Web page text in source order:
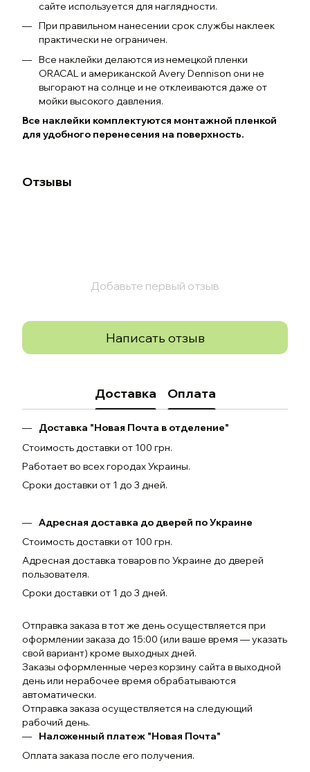
сайте используется для наглядности.
При правильном нанесении срок службы наклеек
практически не ограничен.
Все наклейки делаются из немецкой пленки
ORACAL и американской Avery Dennison они не
выгорают на солнце и не отклеиваются даже от
мойки высокого давления.
Все наклейки комплектуются монтажной пленкой
для удобного перенесения на поверхность.
Отзывы
Добавьте первый отзыв
Написать отзыв
Доставка Оплата
Доставка "Новая Почта в отделение"
Стоимость доставки от 100 грн.
Работает во всех городах Украины.
Сроки доставки от 1 до 3 дней.
Адресная доставка до дверей по Украине
Стоимость доставки от 100 грн.
Адресная доставка товаров по Украине до дверей
пользователя.
Сроки доставки от 1 до 3 дней.
Отправка заказа в тот же день осуществляется при
оформлении заказа до 15:00 (или ваше время — указать
свой вариант) кроме выходных дней.
Заказы оформленные через корзину сайта в выходной
день или нерабочее время обрабатываются
автоматически.
Отправка заказа осуществляется на следующий
рабочий день.
Наложенный платеж "Новая Почта"
Оплата заказа после его получения.